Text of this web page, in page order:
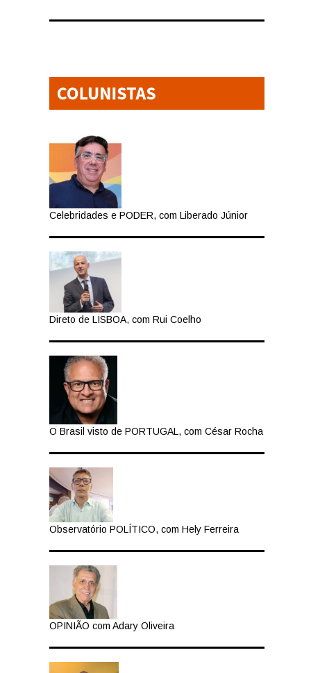
Celebridades e PODER, com Liberado Júnior
Direto de LISBOA, com Rui Coelho
O Brasil visto de PORTUGAL, com César Rocha
Observatório POLÍTICO, com Hely Ferreira
OPINIÃO com Adary Oliveira